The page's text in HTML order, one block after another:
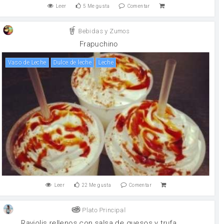
Leer 5 Me gusta Comentar
Bebidas y Zumos
Frapuchino
Vaso de Leche Dulce de leche leche
Leer 22 Me gusta Comentar
Plato Principal